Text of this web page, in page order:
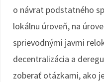
o návrat podstatného
lokálnu úroveň, na
sprievodnými javmi
decentralizácia a
zoberať otázkami, ako